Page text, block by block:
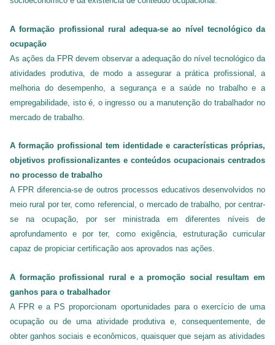
A formação profissional rural adequa-se ao nível tecnológico da
ocupação
As ações da FPR devem observar a adequação do nível tecnológico da
atividades produtiva, de modo a assegurar a prática profissional, a
melhoria do desempenho, a segurança e a saúde no trabalho e a
empregabilidade, isto é, o ingresso ou a manutenção do trabalhador no
mercado de trabalho.
A formação profissional tem identidade e características próprias,
objetivos profissionalizantes e conteúdos ocupacionais centrados
no processo de trabalho
A FPR diferencia-se de outros processos educativos desenvolvidos no
meio rural por ter, como referencial, o mercado de trabalho, por centrar-
se na ocupação, por ser ministrada em diferentes níveis de
aprofundamento e por ter, como exigência, estruturação curricular
capaz de propiciar certificação aos aprovados nas ações.
A formação profissional rural e a promoção social resultam em
ganhos para o trabalhador
A FPR e a PS proporcionam oportunidades para o exercício de uma
ocupação ou de uma atividade produtiva e, consequentemente, de
obter ganhos sociais e econômicos, quaisquer que sejam as atividades